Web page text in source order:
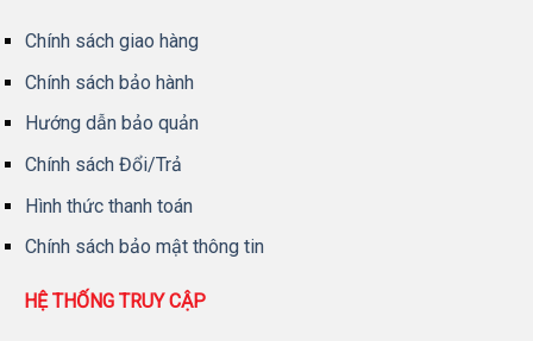
Chính sách giao hàng
Chính sách bảo hành
Hướng dẫn bảo quản
Chính sách Đổi/Trả
Hình thức thanh toán
Chính sách bảo mật thông tin
HỆ THỐNG TRUY CẬP